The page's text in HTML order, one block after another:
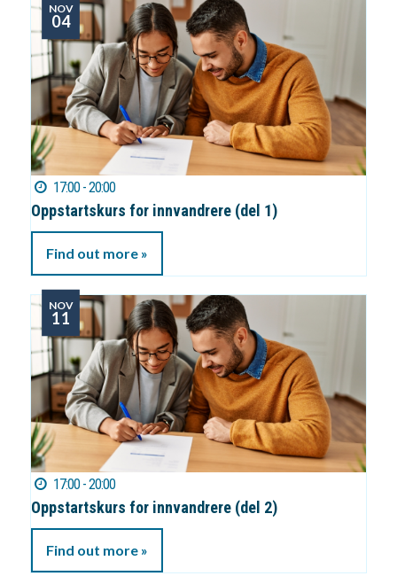
NOV
04
17:00 - 20:00
Oppstartskurs for innvandrere (del 1)
Find out more »
NOV
11
17:00 - 20:00
Oppstartskurs for innvandrere (del 2)
Find out more »